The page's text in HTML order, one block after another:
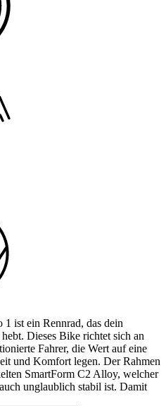
ist ein Rennrad, das dein
Dieses Bike richtet sich an
Fahrer, die Wert auf eine
und Komfort legen. Der Rahmen
SmartForm C2 Alloy, welcher
unglaublich stabil ist. Damit